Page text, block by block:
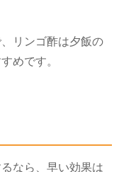
リンゴ酢は夕飯の
めです。
なら、早い効果は